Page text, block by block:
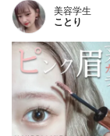
美容学生
ことり